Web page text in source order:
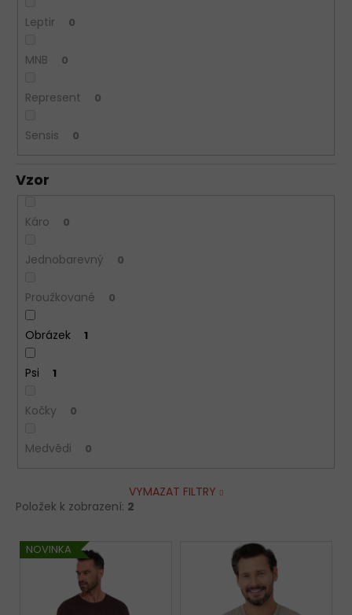
Leptir 0
MNB 0
Represent 0
Sensis 0
Vzor
Káro 0
Jednobarevný 0
Proužkované 0
Obrázek 1
Psi 1
Kočky 0
Medvědi 0
VYMAZAT FILTRY
Položek k zobrazení: 2
V
ý
NOVINKA